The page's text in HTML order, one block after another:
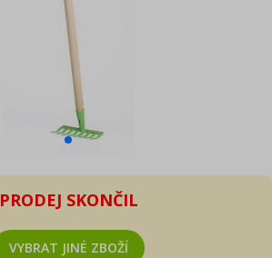
PRODEJ SKONČIL
VYBRAT JINÉ ZBOŽÍ